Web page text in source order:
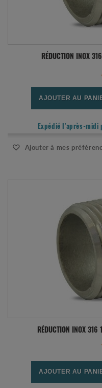
RÉDUCTION INOX
AJOUTER AU
Expédié l'après-midi
Ajouter à mes
RÉDUCTION INOX
AJOUTER AU